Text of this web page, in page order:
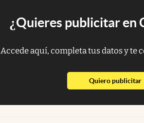
¿Quieres publicitar en
Accede aquí, completa tus datos y te
Quiero publicitar